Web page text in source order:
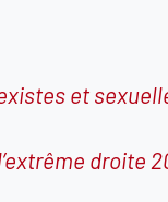
et
droite